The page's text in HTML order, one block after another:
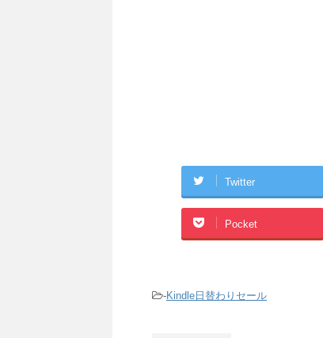
Twitter
Pocket
-Kindle日替わりセール